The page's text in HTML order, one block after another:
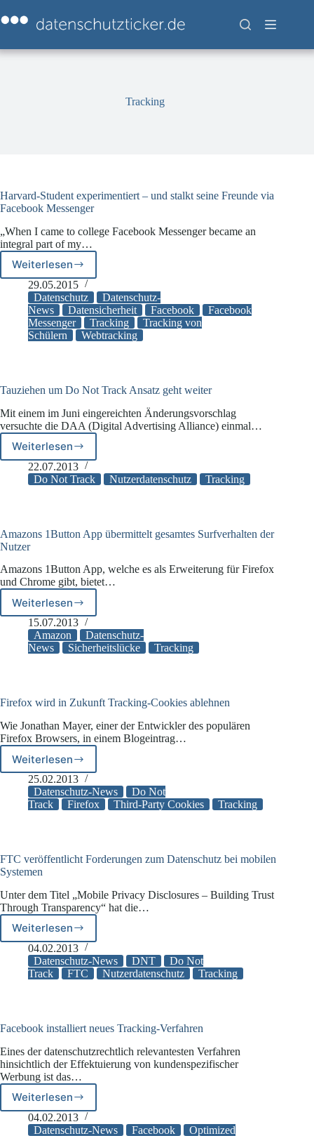
Inhalt
springen
Tracking
Harvard-Student experimentiert – und stalkt seine Freunde via
Facebook Messenger
„When I came to college Facebook Messenger became an
integral part of my…
Weiterlesen
Harvard-
Student
experimentiert
–
und
stalkt
Facebook
29.05.2015
Datenschutz
Datenschutz-
News
Datensicherheit Facebook
Facebook
Messenger
Tracking
Tracking von
Schülern
Webtracking
Tauziehen um Do Not Track Ansatz geht weiter
Mit einem im Juni eingereichten Änderungsvorschlag
versuchte die DAA (Digital Advertising Alliance) einmal…
Weiterlesen
Tauziehen
um
Do
geht
22.07.2013
Do Not Track
Nutzerdatenschutz Tracking
Amazons 1Button App übermittelt gesamtes Surfverhalten der
Nutzer
Amazons 1Button App, welche es als Erweiterung für Firefox
und Chrome gibt, bietet…
Weiterlesen
Amazons
1Button
App
übermittelt
Nutzer
15.07.2013
Amazon
Datenschutz-
News
Sicherheitslücke Tracking
Firefox wird in Zukunft Tracking-Cookies ablehnen
Wie Jonathan Mayer, einer der Entwickler des populären
Firefox Browsers, in einem Blogeintrag…
Weiterlesen
Firefox
wird
in
Zukunft
25.02.2013
Datenschutz-News
Do Not
Track
Firefox Third-Party Cookies Tracking
FTC veröffentlicht Forderungen zum Datenschutz bei mobilen
Systemen
Unter dem Titel „Mobile Privacy Disclosures – Building Trust
Through Transparency“ hat die…
Weiterlesen
FTC
veröffentlicht
Forderungen
zum
Systemen
04.02.2013
Datenschutz-News
DNT
Do Not
Track
FTC Nutzerdatenschutz Tracking
Facebook installiert neues Tracking-Verfahren
Eines der datenschutzrechtlich relevantesten Verfahren
hinsichtlich der Effektuierung von kundenspezifischer
Werbung ist das…
Weiterlesen
Facebook
installiert
neues
04.02.2013
Datenschutz-News
Facebook
Optimized